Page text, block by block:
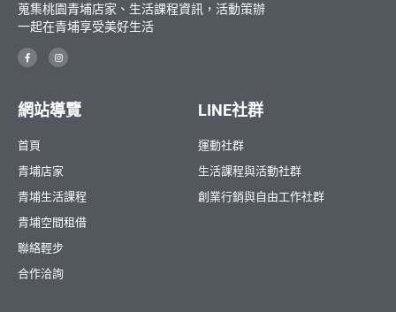
蒐集桃園青埔店家、生活課程資訊，活動策辦
一起在青埔享受美好生活
網站導覽
首頁
青埔店家
青埔生活課程
青埔空間租借
聯絡輕步
合作洽詢
LINE社群
運動社群
生活課程與活動社群
創業行銷與自由工作社群